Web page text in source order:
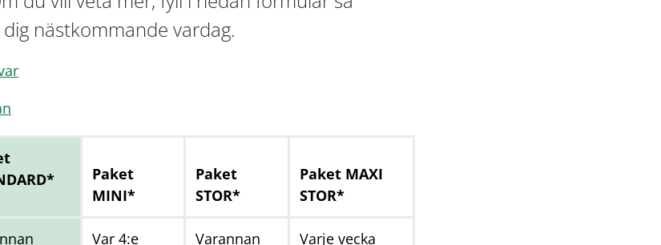
nästkommande vardag.
Paket
MINI*
Paket
STOR*
Paket MAXI
STOR*
Var 4:e
Varannan
Varje vecka